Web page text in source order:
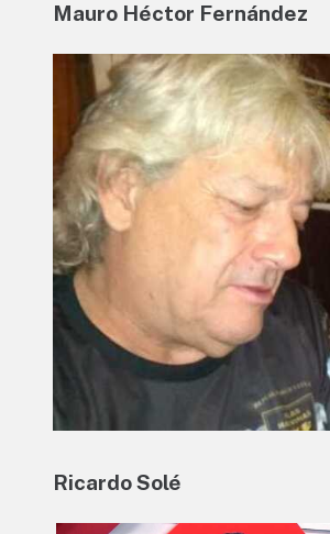
Mauro Héctor Fernández
Ricardo Solé